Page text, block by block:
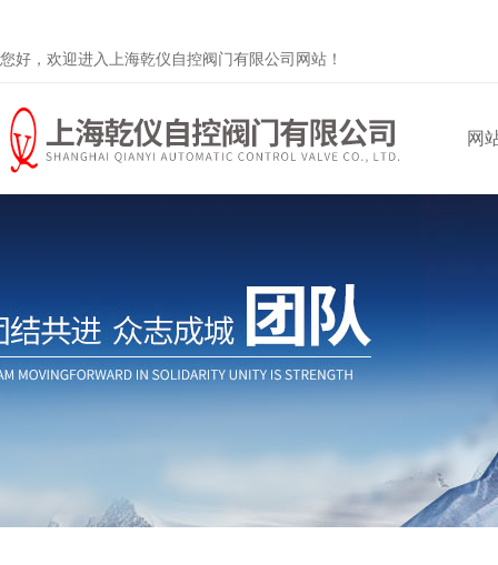
您好，欢迎进入上海乾仪自控阀门有限公司网站！
网